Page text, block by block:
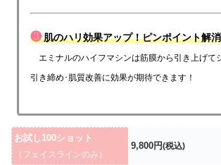
❸肌のハリ効果アップ！ピンポイント解
エミナルのハイフマシンは筋膜から引き上げて
引き締め･肌質改善に効果が期待できます！
お試し100ショット
（フェイスラインのみ）
9,800円(税込)